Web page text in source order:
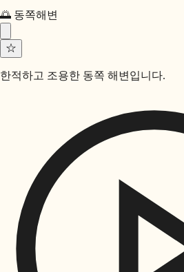
🌅 동쪽해변
☆
한적하고 조용한 동쪽 해변입니다.